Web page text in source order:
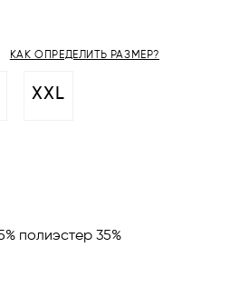
КАК ОПРЕДЕЛИТЬ РАЗМЕР?
XXL
полиэстер 35%